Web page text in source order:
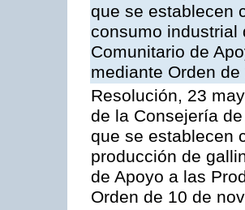
que se establecen
consumo industrial
Comunitario de
mediante Orden
Resolución, 23
de la Consejería
que se establecen
producción de
de Apoyo a las
Orden de 10 de